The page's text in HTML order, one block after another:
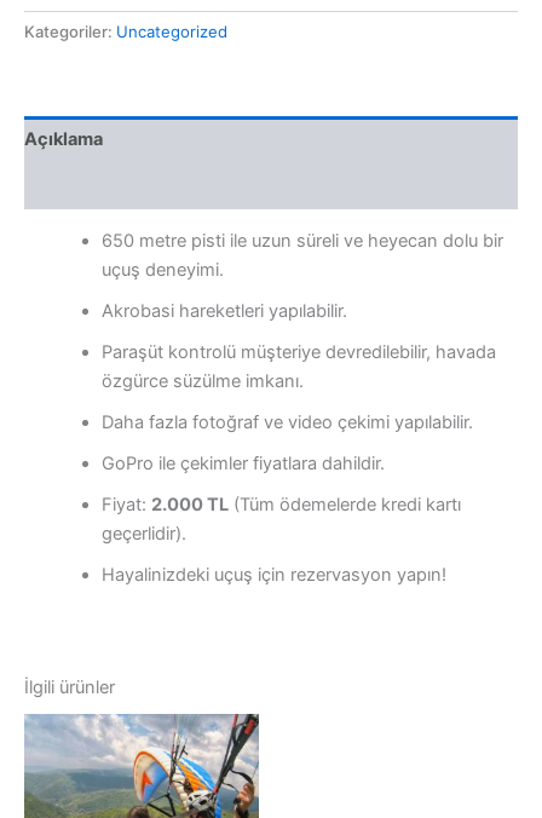
-Kategoriler: Uncategorized
Açıklama
650 metre pisti ile uzun süreli ve heyecan dolu bir
uçuş deneyimi.
Akrobasi hareketleri yapılabilir.
Paraşüt kontrolü müşteriye devredilebilir, havada
özgürce süzülme imkanı.
Daha fazla fotoğraf ve video çekimi yapılabilir.
GoPro ile çekimler fiyatlara dahildir.
Fiyat: 2.000 TL(Tüm ödemelerde kredi kartı
geçerlidir).
Hayalinizdeki uçuş için rezervasyon yapın!
İlgili ürünler